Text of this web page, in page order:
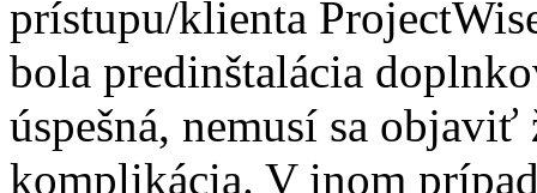
prístupu/klienta
bola predinštalácia
úspešná, nemusí sa objaviť
komplikácia. V inom